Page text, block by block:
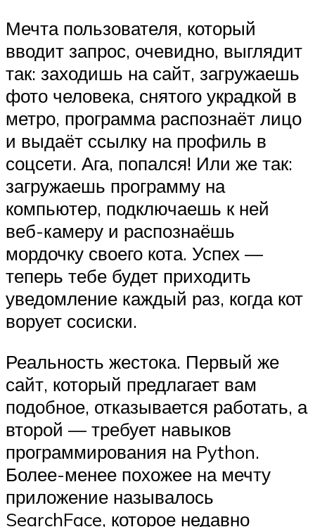
Мечта пользователя, который
вводит запрос, очевидно, выглядит
так: заходишь на сайт, загружаешь
фото человека, снятого украдкой в
метро, программа распознаёт лицо
и выдаёт ссылку на профиль в
соцсети. Ага, попался! Или же так:
загружаешь программу на
компьютер, подключаешь к ней
веб-камеру и распознаёшь
мордочку своего кота. Успех —
теперь тебе будет приходить
уведомление каждый раз, когда кот
ворует сосиски.
Реальность жестока. Первый же
сайт, который предлагает вам
подобное, отказывается работать, а
второй — требует навыков
программирования на Python.
Более-менее похожее на мечту
приложение называлось
SearchFace, которое недавно